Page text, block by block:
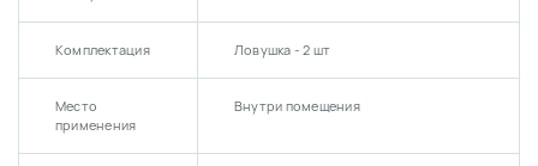
Комплектация Ловушка - 2 шт
Место
применения
Внутри помещения